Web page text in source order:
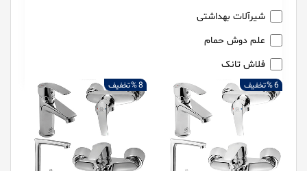
شیرآلات بهداشتی
علم دوش حمام
فلاش تانک
8 % تخفیف 6 % تخفیف